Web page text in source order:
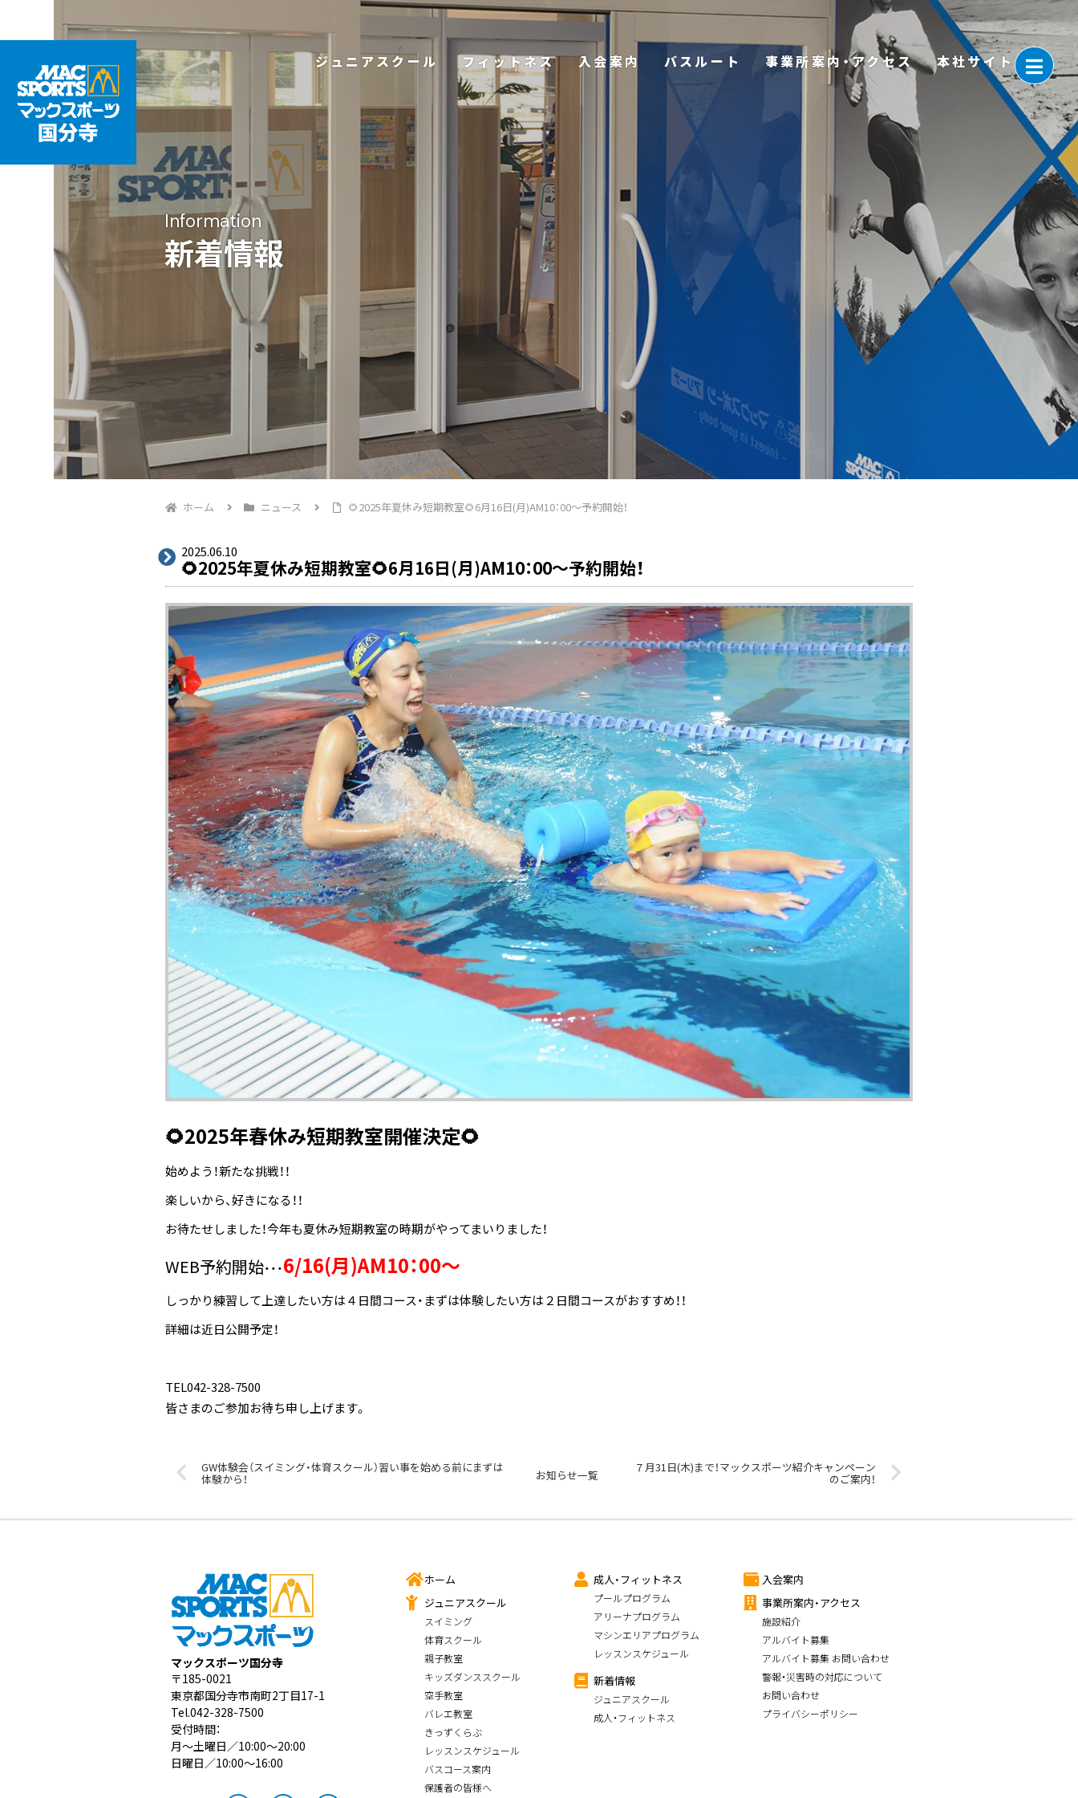
ジュニアスクール フィットネス 入会案内 バスルート 事業所案内・アクセス 本社サイト
Information
新着情報
ホーム ニュース 🌻2025年夏休み短期教室🌻6月16日(月)AM10：00～予約開始！
2025.06.10
🌻2025年夏休み短期教室🌻6月16日(月)AM10：00～予約開始！
🌻2025年春休み短期教室開催決定🌻
始めよう！新たな挑戦！！
楽しいから、好きになる！！
お待たせしました！今年も夏休み短期教室の時期がやってまいりました！
WEB予約開始・・・6/16(月)AM10：00～
しっかり練習して上達したい方は４日間コース・まずは体験したい方は２日間コースがおすすめ！！
詳細は近日公開予定！
TEL042-328-7500
皆さまのご参加お待ち申し上げます。
GW体験会（スイミング・体育スクール）習い事を始める前にまずは
体験から！ お知らせ一覧
７月31日(木)まで！マックスポーツ紹介キャンペーン
のご案内！
ホーム
ジュニアスクール
スイミング
体育スクール
親子教室
キッズダンススクール
空手教室
バレエ教室
きっずくらぶ
レッスンスケジュール
バスコース案内
保護者の皆様へ
成人・フィットネス
プールプログラム
アリーナプログラム
マシンエリアプログラム
レッスンスケジュール
新着情報
ジュニアスクール
成人・フィットネス
入会案内
事業所案内・アクセス
施設紹介
アルバイト募集
アルバイト募集 お問い合わせ
警報・災害時の対応について
お問い合わせ
プライバシーポリシー
マックスポーツ国分寺
〒185-0021
東京都国分寺市南町2丁目17-1
Tel.042-328-7500
受付時間：
月～土曜日／10:00～20:00
日曜日／10:00～16:00